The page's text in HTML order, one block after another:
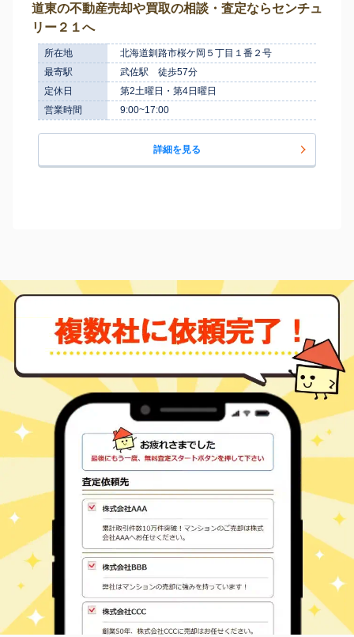
道東の不動産売却や買取の相談・査定ならセンチュ
リー２１へ
所在地
北海道釧路市桜ケ岡５丁目１番２号
最寄駅
武佐駅 徒歩57分
定休日
第2土曜日・第4日曜日
営業時間
9:00~17:00
詳細を見る